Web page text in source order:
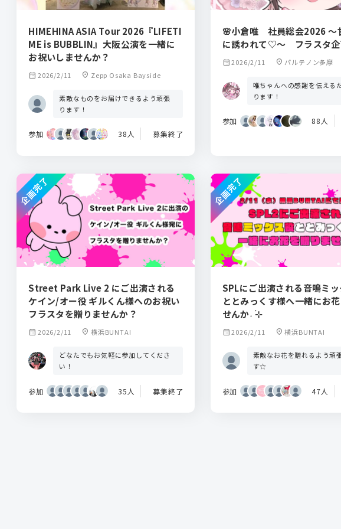
HIMEHINA ASIA Tour 2026『LIFETI
ME is BUBBLIN』大阪公演を一緒に
お祝いしませんか？
calendar_month 2026/2/11 location_on Zepp Osaka Bayside
素敵なものをお届けできるよう頑張
ります！
参加 38人 募集終了
🌸小倉唯 社員総会2026 ～
に誘われて♡～ フラスタ企
calendar_month2026/2/11 location_on パルテノン多摩
唯ちゃんへの感謝を伝える
ります！
参加 88人
Street Park Live 2 にご出演される
ケイン/オー役 ギルくん様へのお祝い
フラスタを贈りませんか？
calendar_month 2026/2/11 location_on 横浜BUNTAI
どなたでもお気軽に参加してくださ
い！
参加 35人 募集終了
企画完了
SPLにご出演される音鳴ミ
ととみっくす様へ一緒にお
せんか˖ ࣪⊹
calendar_month2026/2/11 location_on 横浜BUNTAI
素敵なお花を贈れるよう頑
す☆
参加 47人
企画完了